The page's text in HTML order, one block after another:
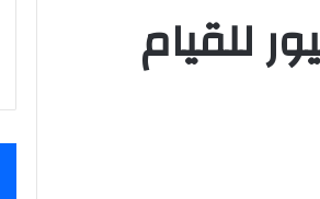
للقيام